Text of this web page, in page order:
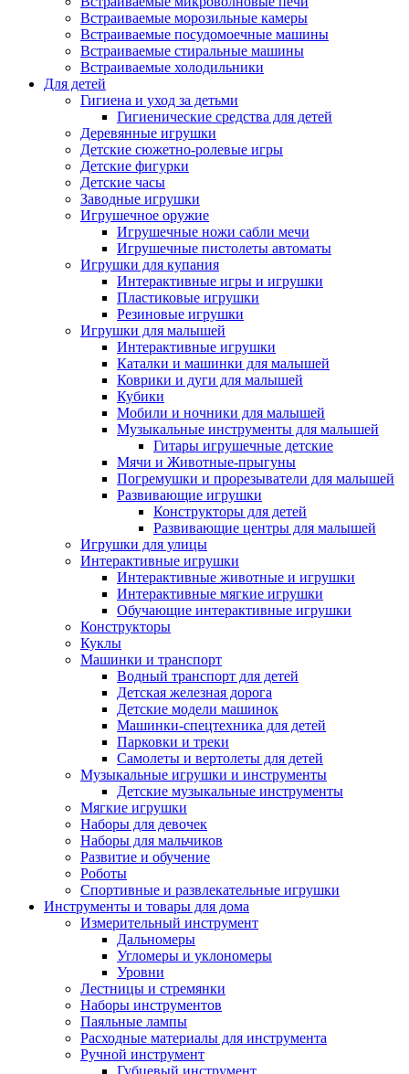
Встраиваемые морозильные камеры
Встраиваемые посудомоечные машины
Встраиваемые стиральные машины
Встраиваемые холодильники
Для детей
Гигиена и уход за детьми
Гигиенические средства для детей
Деревянные игрушки
Детские сюжетно-ролевые игры
Детские фигурки
Детские часы
Заводные игрушки
Игрушечное оружие
Игрушечные ножи сабли мечи
Игрушечные пистолеты автоматы
Игрушки для купания
Интерактивные игры и игрушки
Пластиковые игрушки
Резиновые игрушки
Игрушки для малышей
Интерактивные игрушки
Каталки и машинки для малышей
Коврики и дуги для малышей
Кубики
Мобили и ночники для малышей
Музыкальные инструменты для малышей
Гитары игрушечные детские
Мячи и Животные-прыгуны
Погремушки и прорезыватели для малышей
Развивающие игрушки
Конструкторы для детей
Развивающие центры для малышей
Игрушки для улицы
Интерактивные игрушки
Интерактивные животные и игрушки
Интерактивные мягкие игрушки
Обучающие интерактивные игрушки
Конструкторы
Куклы
Машинки и транспорт
Водный транспорт для детей
Детская железная дорога
Детские модели машинок
Машинки-спецтехника для детей
Парковки и треки
Самолеты и вертолеты для детей
Музыкальные игрушки и инструменты
Детские музыкальные инструменты
Мягкие игрушки
Наборы для девочек
Наборы для мальчиков
Развитие и обучение
Роботы
Спортивные и развлекательные игрушки
Инструменты и товары для дома
Измерительный инструмент
Дальномеры
Угломеры и уклономеры
Уровни
Лестницы и стремянки
Наборы инструментов
Паяльные лампы
Расходные материалы для инструмента
Ручной инструмент
Губцевый инструмент